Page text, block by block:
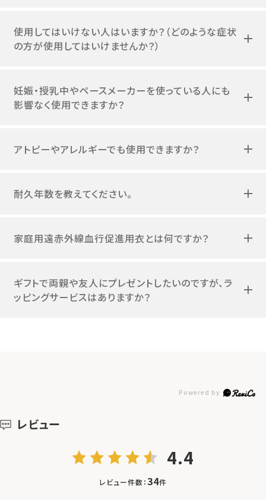
使用してはいけない人はいますか？（どのような症状
の方が使用してはいけませんか？）
妊娠・授乳中やペースメーカーを使っている人にも
影響なく使用できますか？
アトピーやアレルギーでも使用できますか？
耐久年数を教えてください。
家庭用遠赤外線血行促進用衣とは何ですか？
ギフトで両親や友人にプレゼントしたいのですが、ラ
ッピングサービスはありますか？
レビュー
4.4
レビュー件数：34件